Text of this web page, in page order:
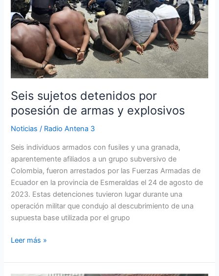
Seis sujetos detenidos por
posesión de armas y explosivos
Noticias / Radio Antena 3
Seis individuos armados con fusiles y una granada,
aparentemente afiliados a un grupo subversivo de
Colombia, fueron arrestados por las Fuerzas Armadas de
Ecuador en la provincia de Esmeraldas el 24 de agosto de
2023. Estas detenciones tuvieron lugar durante una
operación militar que condujo al descubrimiento de una
supuesta base utilizada por el grupo
sujetos
detenidos
por
posesión
de
armas
y
Leer más »